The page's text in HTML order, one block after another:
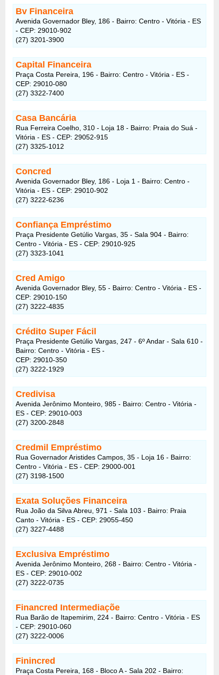
Bv Financeira
Avenida Governador Bley, 186 - Bairro: Centro - Vitória - ES
- CEP: 29010-902
(27) 3201-3900
Capital Financeira
Praça Costa Pereira, 196 - Bairro: Centro - Vitória - ES -
CEP: 29010-080
(27) 3322-7400
Casa Bancária
Rua Ferreira Coelho, 310 - Loja 18 - Bairro: Praia do Suá -
Vitória - ES - CEP: 29052-915
(27) 3325-1012
Concred
Avenida Governador Bley, 186 - Loja 1 - Bairro: Centro -
Vitória - ES - CEP: 29010-902
(27) 3222-6236
Confiança Empréstimo
Praça Presidente Getúlio Vargas, 35 - Sala 904 - Bairro:
Centro - Vitória - ES - CEP: 29010-925
(27) 3323-1041
Cred Amigo
Avenida Governador Bley, 55 - Bairro: Centro - Vitória - ES -
CEP: 29010-150
(27) 3222-4835
Crédito Super Fácil
Praça Presidente Getúlio Vargas, 247 - 6º Andar - Sala 610 -
Bairro: Centro - Vitória - ES -
CEP: 29010-350
(27) 3222-1929
Credivisa
Avenida Jerônimo Monteiro, 985 - Bairro: Centro - Vitória -
ES - CEP: 29010-003
(27) 3200-2848
Credmil Empréstimo
Rua Governador Aristides Campos, 35 - Loja 16 - Bairro:
Centro - Vitória - ES - CEP: 29000-001
(27) 3198-1500
Exata Soluções Financeira
Rua João da Silva Abreu, 971 - Sala 103 - Bairro: Praia
Canto - Vitória - ES - CEP: 29055-450
(27) 3227-4488
Exclusiva Empréstimo
Avenida Jerônimo Monteiro, 268 - Bairro: Centro - Vitória -
ES - CEP: 29010-002
(27) 3222-0735
Financred Intermediaçõe
Rua Barão de Itapemirim, 224 - Bairro: Centro - Vitória - ES
- CEP: 29010-060
(27) 3222-0006
Finincred
Praça Costa Pereira, 168 - Bloco A - Sala 202 - Bairro: